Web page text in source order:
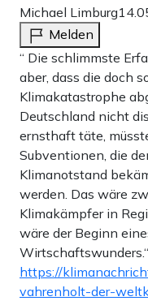
Michael Limburg
Melden
“ Die schlimmste
aber, dass die doch
Klimakatastrophe
Deutschland nicht
ernsthaft täte,
Subventionen, die
Klimanotstand
werden. Das wäre
Klimakämpfer in
wäre der Beginn
Wirtschaftswunders.“
https://
vahrenholt-der-